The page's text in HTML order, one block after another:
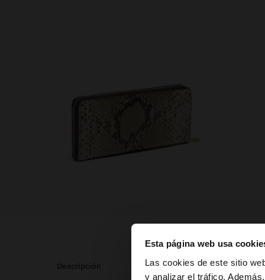
Esta página web usa
Las cookies de este sitio
y analizar el tráfico.
hola
descripción